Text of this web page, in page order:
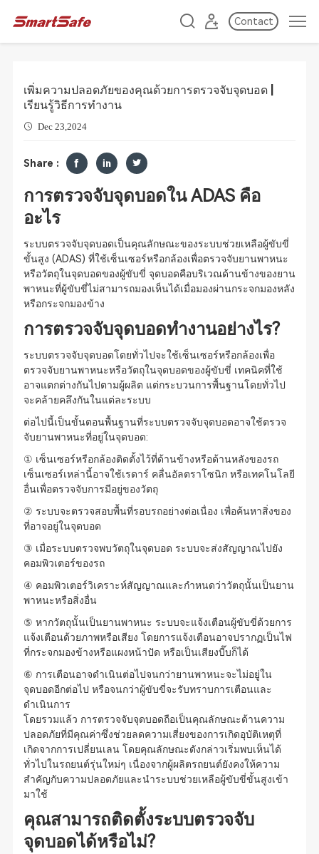
Contact
เพิ่มความปลอดภัยของคุณด้วยการตรวจจับจุดบอด |
เรียนรู้วิธีการทำงาน
Dec 23,2024
Share :
การตรวจจับจุดบอดใน ADAS คือ
อะไร
ระบบตรวจจับจุดบอดเป็นคุณลักษณะของระบบช่วยเหลือผู้ขับขี่
ขั้นสูง (ADAS) ที่ใช้เซ็นเซอร์หรือกล้องเพื่อตรวจจับยานพาหนะ
หรือวัตถุในจุดบอดของผู้ขับขี่ จุดบอดคือบริเวณด้านข้างของยาน
พาหนะที่ผู้ขับขี่ไม่สามารถมองเห็นได้เมื่อมองผ่านกระจกมองหลัง
หรือกระจกมองข้าง
การตรวจจับจุดบอดทำงานอย่างไร?
ระบบตรวจจับจุดบอดโดยทั่วไปจะใช้เซ็นเซอร์หรือกล้องเพื่อ
ตรวจจับยานพาหนะหรือวัตถุในจุดบอดของผู้ขับขี่ เทคนิคที่ใช้
อาจแตกต่างกันไปตามผู้ผลิต แต่กระบวนการพื้นฐานโดยทั่วไป
จะคล้ายคลึงกันในแต่ละระบบ
ต่อไปนี้เป็นขั้นตอนพื้นฐานที่ระบบตรวจจับจุดบอดอาจใช้ตรวจ
จับยานพาหนะที่อยู่ในจุดบอด:
① เซ็นเซอร์หรือกล้องติดตั้งไว้ที่ด้านข้างหรือด้านหลังของรถ
เซ็นเซอร์เหล่านี้อาจใช้เรดาร์ คลื่นอัลตราโซนิก หรือเทคโนโลยี
อื่นเพื่อตรวจจับการมีอยู่ของวัตถุ
② ระบบจะตรวจสอบพื้นที่รอบรถอย่างต่อเนื่อง เพื่อค้นหาสิ่งของ
ที่อาจอยู่ในจุดบอด
③ เมื่อระบบตรวจพบวัตถุในจุดบอด ระบบจะส่งสัญญาณไปยัง
คอมพิวเตอร์ของรถ
④ คอมพิวเตอร์วิเคราะห์สัญญาณและกำหนดว่าวัตถุนั้นเป็นยาน
พาหนะหรือสิ่งอื่น
⑤ หากวัตถุนั้นเป็นยานพาหนะ ระบบจะแจ้งเตือนผู้ขับขี่ด้วยการ
แจ้งเตือนด้วยภาพหรือเสียง โดยการแจ้งเตือนอาจปรากฏเป็นไฟ
ที่กระจกมองข้างหรือแผงหน้าปัด หรือเป็นเสียงบี๊บก็ได้
⑥ การเตือนอาจดำเนินต่อไปจนกว่ายานพาหนะจะไม่อยู่ใน
จุดบอดอีกต่อไป หรือจนกว่าผู้ขับขี่จะรับทราบการเตือนและ
ดำเนินการ
โดยรวมแล้ว การตรวจจับจุดบอดถือเป็นคุณลักษณะด้านความ
ปลอดภัยที่มีคุณค่าซึ่งช่วยลดความเสี่ยงของการเกิดอุบัติเหตุที่
เกิดจากการเปลี่ยนเลน โดยคุณลักษณะดังกล่าวเริ่มพบเห็นได้
ทั่วไปในรถยนต์รุ่นใหม่ๆ เนื่องจากผู้ผลิตรถยนต์ยังคงให้ความ
สำคัญกับความปลอดภัยและนำระบบช่วยเหลือผู้ขับขี่ขั้นสูงเข้า
มาใช้
คุณสามารถติดตั้งระบบตรวจจับ
จุดบอดได้หรือไม่?